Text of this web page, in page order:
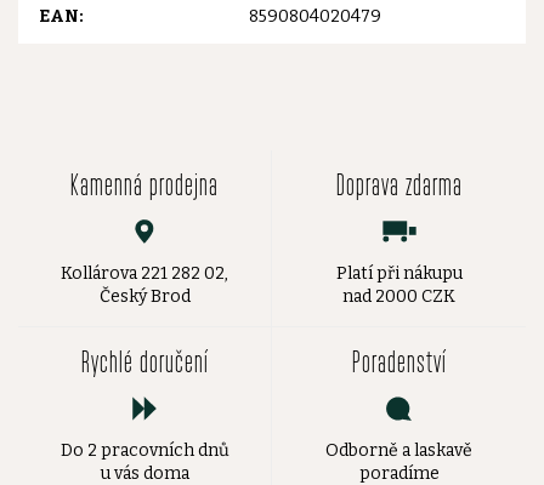
EAN: 8590804020479
Kamenná prodejna
Kollárova 221 282 02,
Český Brod
Doprava zdarma
Platí při nákupu
nad 2000 CZK
Rychlé doručení
Do 2 pracovních dnů
u vás doma
Poradenství
Odborně a laskavě
poradíme